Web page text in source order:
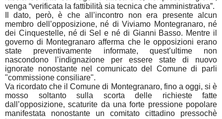
venga “verificata la fattibilità sia tecnica che amministrativa”.
Il dato, però, è che all’incontro non era presente alcun
membro dell’opposizione, né di Viviamo Montegranaro, né
dei Cinquestelle, né di Sel e né di Gianni Basso. Mentre il
governo di Montegranaro afferma che le opposizioni erano
state preventivamente informate, quest’ultime non
nascondono l’indignazione per essere state di nuovo
ignorate nonostante nel comunicato del Comune di parli
"commissione consiliare".
Va ricordato che il Comune di Montegranaro, fino a oggi, si è
mosso soltanto sulla scorta delle richieste fatte
dall’opposizione, scaturite da una forte pressione popolare
manifestata nonostante un comitato cittadino pressochè